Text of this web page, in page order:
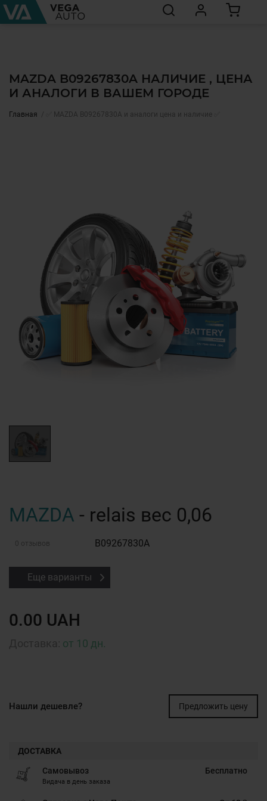
MAZDA B09267830A НАЛИЧИЕ , ЦЕНА
И АНАЛОГИ В ВАШЕМ ГОРОДЕ
Главная ✅ MAZDA B09267830A и аналоги цена и наличие ✅
MAZDA - relais вес 0,06
0 отзывов B09267830A
Еще варианты
0.00 UAH
от 10 дн.
Нашли дешевле? Предложить цену
ДОСТАВКА
Самовывоз
Видача в день заказа
Бесплатно